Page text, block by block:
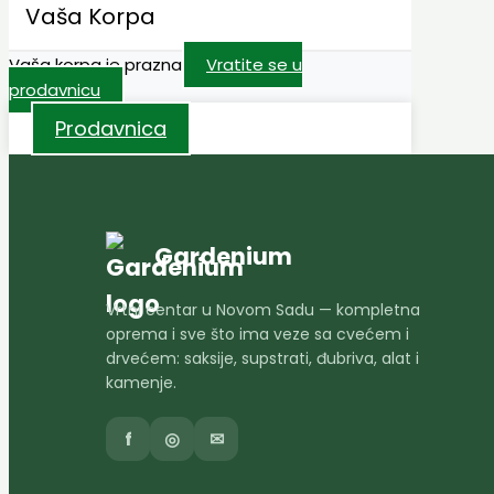
Vaša Korpa
Vaša korpa je prazna
Vratite se u
prodavnicu
Prodavnica
Gardenium
Vrtni centar u Novom Sadu — kompletna
oprema i sve što ima veze sa cvećem i
drvećem: saksije, supstrati, đubriva, alat i
kamenje.
f ◎ ✉